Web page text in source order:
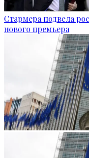
Стармера подвела
нового премьера